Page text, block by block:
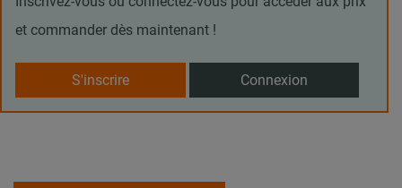
et commander dès maintenant !
S'inscrire Connexion